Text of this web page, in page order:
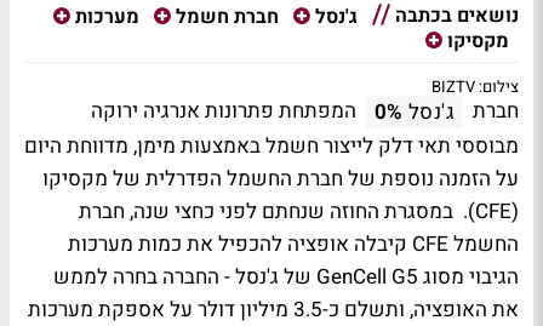
נושאים בכתבה ג'נסל חברת חשמל
מערכות
מקסיקו
צילום: BIZTV
חברת ג'נסל 0%
המפתחת פתרונות אנרגיה ירוקה
מבוססי תאי דלק לייצור חשמל באמצעות מימן, מדווחת היום
על הזמנה נוספת של חברת החשמל הפדרלית של מקסיקו
(CFE). במסגרת החוזה שנחתם לפני כחצי שנה, חברת
החשמל CFE קיבלה אופציה להכפיל את כמות מערכות
הגיבוי מסוג GenCell G5 של ג'נסל - החברה בחרה לממש
את האופציה, ותשלם כ-3.5 מיליון דולר על אספקת מערכות